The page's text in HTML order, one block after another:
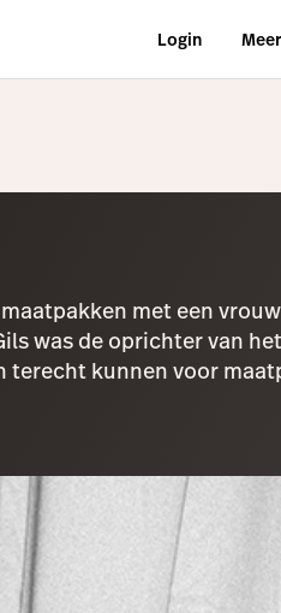
Login Meer
met een
was de oprichter van
kunnen voor